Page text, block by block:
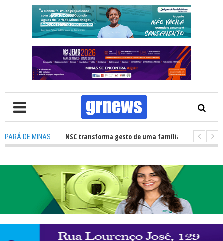
PARÁ DE MINAS
de órgãos no HNSC transforma gesto de uma família em esperança